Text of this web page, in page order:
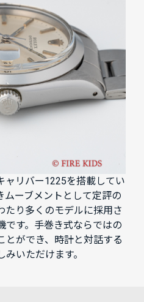
ャリバー1225を搭載してい
ムーブメントとして定評の
たり多くのモデルに採用さ
です。手巻き式ならではの
とができ、時計と対話する
いただけます。